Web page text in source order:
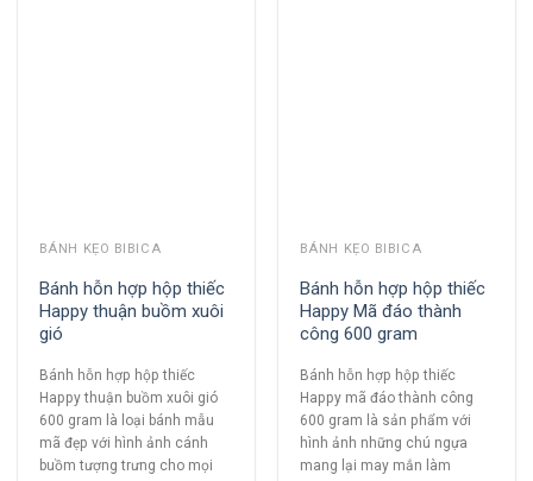
BÁNH KẸO BIBICA
Bánh hỗn hợp hộp thiếc
Happy thuận buồm xuôi
gió
Bánh hỗn hợp hộp thiếc
Happy thuận buồm xuôi gió
600 gram là loại bánh mẫu
mã đẹp với hình ảnh cánh
buồm tượng trưng cho mọi
BÁNH KẸO BIBICA
Bánh hỗn hợp hộp thiếc
Happy Mã đáo thành
công 600 gram
Bánh hỗn hợp hộp thiếc
Happy mã đáo thành công
600 gram là sản phẩm với
hình ảnh những chú ngựa
mang lại may mắn làm